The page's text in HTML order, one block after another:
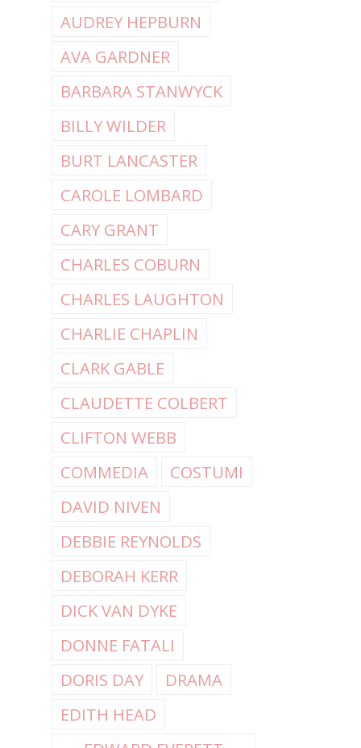
AUDREY HEPBURN
AVA GARDNER
BARBARA STANWYCK
BILLY WILDER
BURT LANCASTER
CAROLE LOMBARD
CARY GRANT
CHARLES COBURN
CHARLES LAUGHTON
CHARLIE CHAPLIN
CLARK GABLE
CLAUDETTE COLBERT
CLIFTON WEBB
COMMEDIA
COSTUMI
DAVID NIVEN
DEBBIE REYNOLDS
DEBORAH KERR
DICK VAN DYKE
DONNE FATALI
DORIS DAY
DRAMA
EDITH HEAD